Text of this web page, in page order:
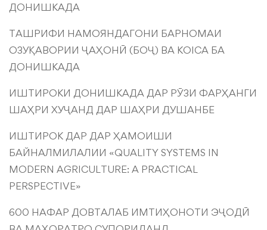
ДОНИШКАДА
ТАШРИФИ НАМОЯНДАГОНИ БАРНОМАИ
ОЗУҚАВОРИИ ҶАҲОНӢ (БОҶ) ВА KOICA БА
ДОНИШКАДА
ИШТИРОКИ ДОНИШКАДА ДАР РӮЗИ ФАРҲАНГИ
ШАҲРИ ХУҶАНД ДАР ШАҲРИ ДУШАНБЕ
ИШТИРОК ДАР ДАР ҲАМОИШИ
БАЙНАЛМИЛАЛИИ «QUALITY SYSTEMS IN
MODERN AGRICULTURE: A PRACTICAL
PERSPECTIVE»
600 НАФАР ДОВТАЛАБ ИМТИҲОНОТИ ЭҶОДӢ